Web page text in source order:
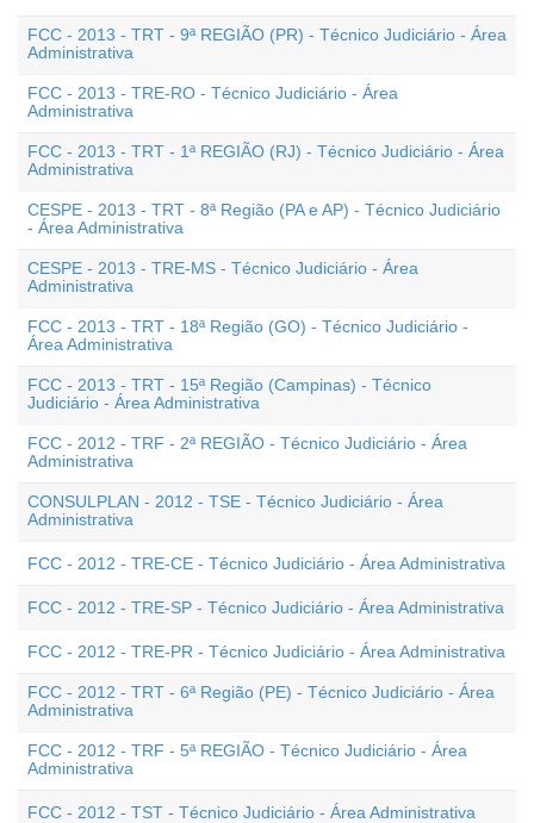
FCC - 2013 - TRT - 9ª REGIÃO (PR) - Técnico Judiciário - Área
Administrativa
FCC - 2013 - TRE-RO - Técnico Judiciário - Área
Administrativa
FCC - 2013 - TRT - 1ª REGIÃO (RJ) - Técnico Judiciário - Área
Administrativa
CESPE - 2013 - TRT - 8ª Região (PA e AP) - Técnico Judiciário
- Área Administrativa
CESPE - 2013 - TRE-MS - Técnico Judiciário - Área
Administrativa
FCC - 2013 - TRT - 18ª Região (GO) - Técnico Judiciário -
Área Administrativa
FCC - 2013 - TRT - 15ª Região (Campinas) - Técnico
Judiciário - Área Administrativa
FCC - 2012 - TRF - 2ª REGIÃO - Técnico Judiciário - Área
Administrativa
CONSULPLAN - 2012 - TSE - Técnico Judiciário - Área
Administrativa
FCC - 2012 - TRE-CE - Técnico Judiciário - Área Administrativa
FCC - 2012 - TRE-SP - Técnico Judiciário - Área Administrativa
FCC - 2012 - TRE-PR - Técnico Judiciário - Área Administrativa
FCC - 2012 - TRT - 6ª Região (PE) - Técnico Judiciário - Área
Administrativa
FCC - 2012 - TRF - 5ª REGIÃO - Técnico Judiciário - Área
Administrativa
FCC - 2012 - TST - Técnico Judiciário - Área Administrativa